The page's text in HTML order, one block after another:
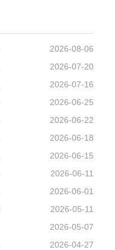
2026-08-06
2026-07-20
2026-07-16
2026-06-25
2026-06-22
2026-06-18
2026-06-15
2026-06-11
2026-06-01
2026-05-11
2026-05-07
2026-04-27